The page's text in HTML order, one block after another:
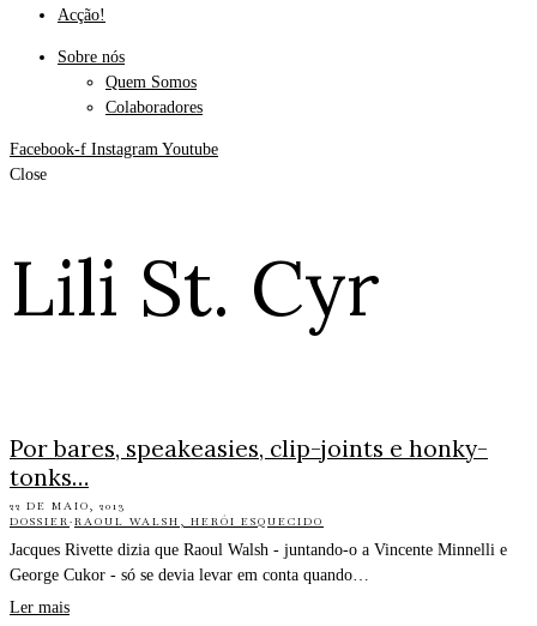
Acção!
Sobre nós
Quem Somos
Colaboradores
Facebook-f Instagram Youtube
Close
Lili St. Cyr
Por bares, speakeasies, clip-joints e honky-
tonks…
22 DE MAIO, 2013
DOSSIER·RAOUL WALSH, HERÓI ESQUECIDO
Jacques Rivette dizia que Raoul Walsh - juntando-o a Vincente Minnelli e
George Cukor - só se devia levar em conta quando…
Ler mais